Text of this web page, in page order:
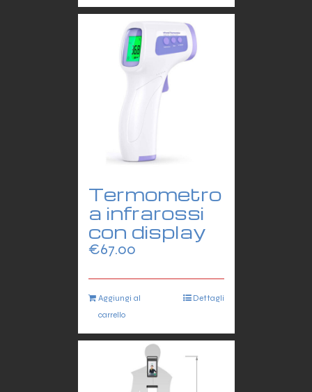
Termometro
a infrarossi
con display
€67.00
Aggiungi al
carrello
Dettagli